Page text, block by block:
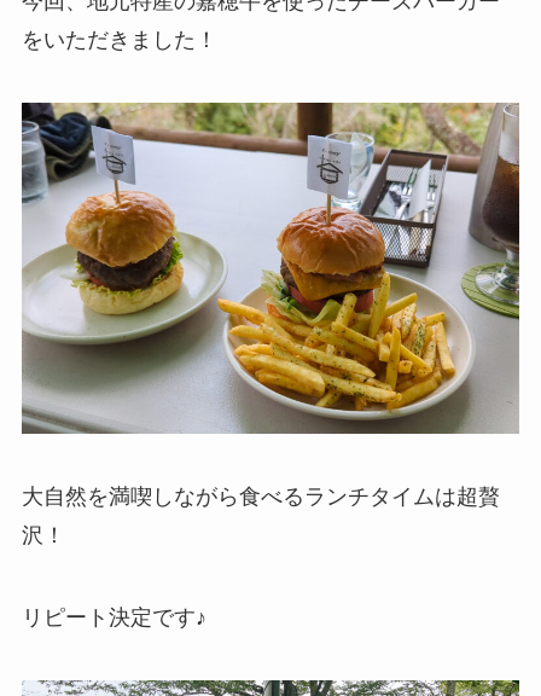
をいただきました！
大自然を満喫しながら食べるランチタイムは超贅
沢！
リピート決定です♪